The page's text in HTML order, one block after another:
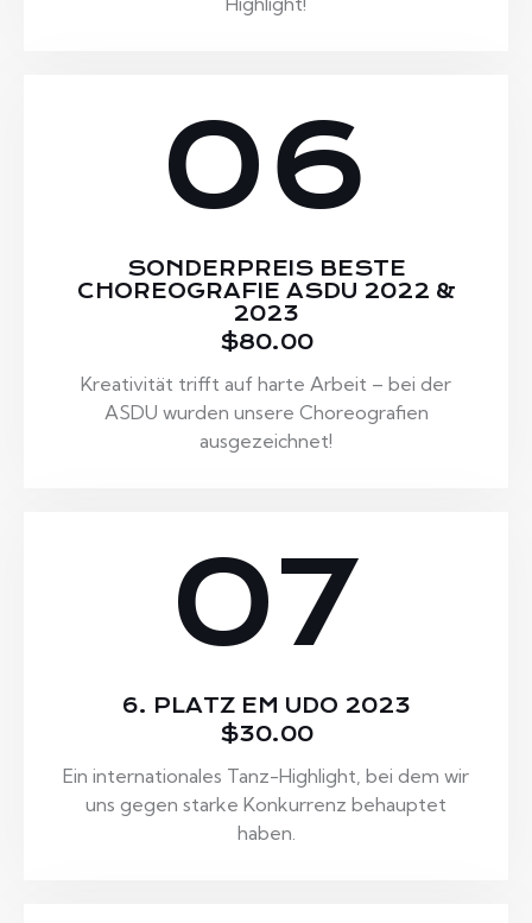
06
SONDERPREIS BESTE
CHOREOGRAFIE ASDU 2022 &
2023
$80.00
Kreativität trifft auf harte Arbeit – bei der
ASDU wurden unsere Choreografien
ausgezeichnet!
07
6. PLATZ EM UDO 2023
$30.00
Ein internationales Tanz-Highlight, bei dem wir
uns gegen starke Konkurrenz behauptet
haben.